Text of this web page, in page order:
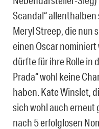
Scandal“
Meryl Streep, die nun
einen Oscar nominiert
dürfte für ihre Rolle in
Prada“ wohl keine
haben. Kate Winslet,
sich wohl auch erneut
nach 5 erfolglosen